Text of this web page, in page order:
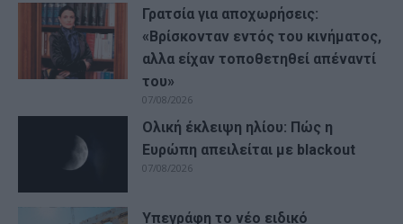
Γρατσία για αποχωρήσεις:
«Bρίσκονταν εντός του κινήματος,
αλλα είχαν τοποθετηθεί απέναντί
του»
07/08/2026
Ολική έκλειψη ηλίου: Πώς η
Ευρώπη απειλείται με blackout
07/08/2026
Υπεγράφη το νέο ειδικό